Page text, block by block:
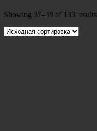
Showing 37–48 of 133 results